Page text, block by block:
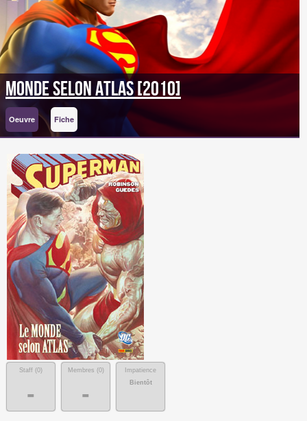
Monde selon Atlas [2010]
Oeuvre Fiche
Staff (0)
-
Membres (0)
-
Impatience
Bientôt